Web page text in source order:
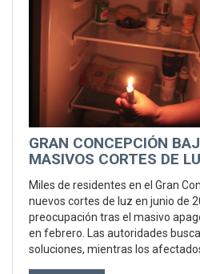
GRAN CONCEPCIÓN
MASIVOS CORTES DE
Miles de residentes en el Gran
nuevos cortes de luz en junio de
preocupación tras el masivo
en febrero. Las autoridades
soluciones, mientras los